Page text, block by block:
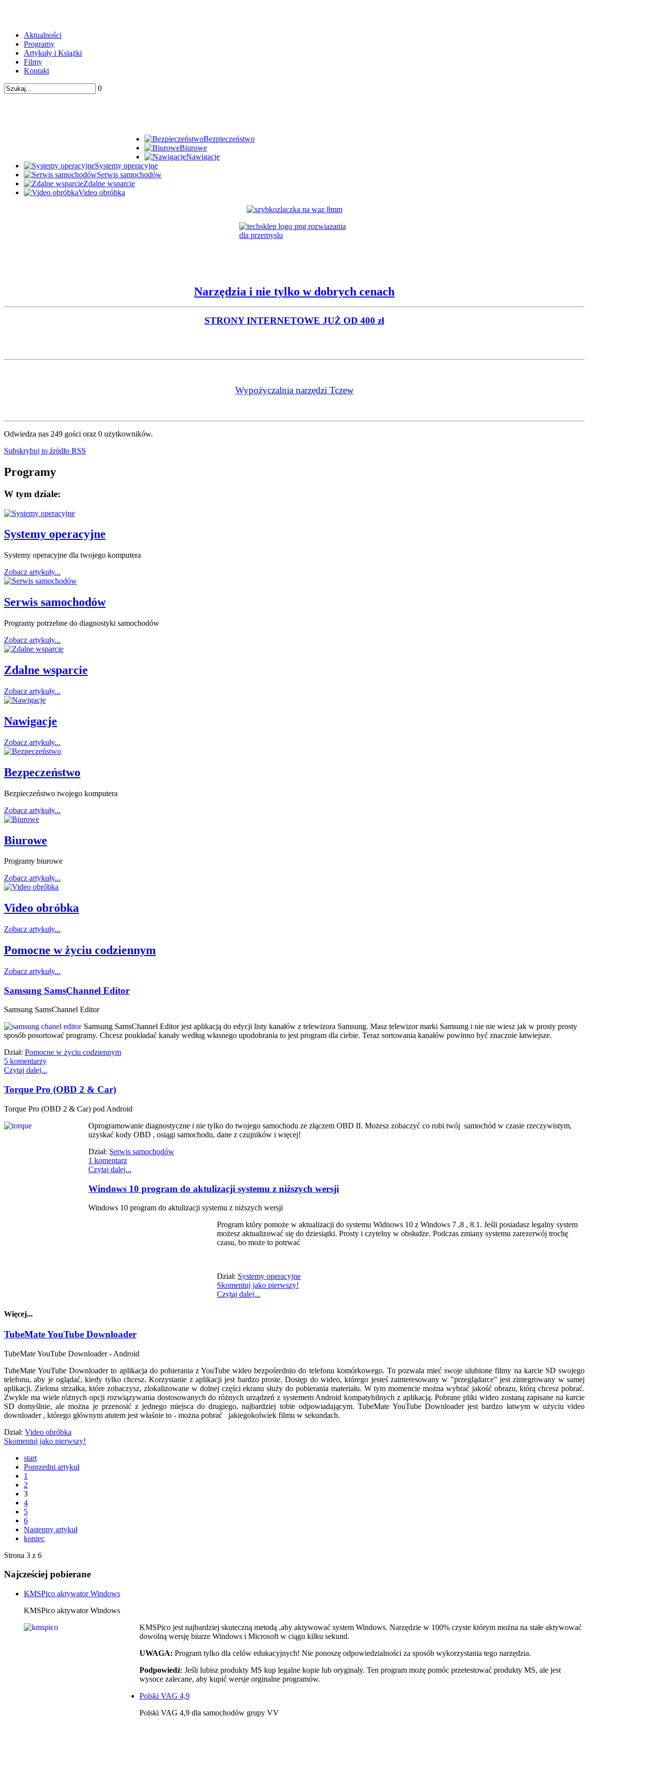
Aktualności
Programy
Artykuły i Książki
Filmy
Kontakt
0
Bezpieczeństwo
Biurowe
Nawigacje
Systemy operacyjne
Serwis samochodów
Zdalne wsparcie
Video obróbka
Narzędzia i nie tylko w dobrych cenach
STRONY INTERNETOWE JUŻ OD 400 zł
Wypożyczalnia narzędzi Tczew
Odwiedza nas 249 gości oraz 0 użytkowników.
Subskrybuj to źródło RSS
Programy
W tym dziale:
Systemy operacyjne
Systemy operacyjne dla twojego komputera
Zobacz artykuły...
Serwis samochodów
Programy potrzebne do diagnostyki samochodów
Zobacz artykuły...
Zdalne wsparcie
Zobacz artykuły...
Nawigacje
Zobacz artykuły...
Bezpeczeństwo
Bezpieczeństwo twojego komputera
Zobacz artykuły...
Biurowe
Programy biurowe
Zobacz artykuły...
Video obróbka
Zobacz artykuły...
Pomocne w życiu codziennym
Zobacz artykuły...
Samsung SamsChannel Editor
Samsung SamsChannel Editor
Samsung SamsChannel Editor jest aplikacją do edycji listy kanałów z telewizora Samsung. Masz telewizor marki Samsung i nie nie wiesz jak w prosty prosty
sposób posortować programy. Chcesz poukładać kanały według własnego upodobrania to jest program dla ciebie. Teraz sortowania kanałów powinno być znacznie łatwiejsze.
Dział: Pomocne w życiu codziennym
5 komentarzy
Czytaj dalej...
Torque Pro (OBD 2 & Car)
Torque Pro (OBD 2 & Car) pod Android
Oprogramowanie diagnostyczne i nie tylko do twojego samochodu ze złączem OBD II. Możesz zobaczyć co robi twój samochód w czasie rzeczywistym,
uzyskać kody OBD , osiągi samochodu, dane z czujników i więcej!
Dział: Serwis samochodów
1 komentarz
Czytaj dalej...
Windows 10 program do aktulizacji systemu z niższych wersji
Windows 10 program do aktulizacji systemu z niższych wersji
Program który pomoże w aktualizacji do systemu Widnows 10 z Windows 7 ,8 , 8.1. Jeśli posiadasz legalny system
możesz aktualizować się do dziesiątki. Prosty i czytelny w obsłudze. Podczas zmiany systemu zarezerwój trochę
czasu, bo może to potrwać
Dział: Systemy operacyjne
Skomentuj jako pierwszy!
Czytaj dalej...
Więcej...
TubeMate YouTube Downloader
TubeMate YouTube Downloader - Android
TubeMate YouTube Downloader to aplikacja do pobierania z YouTube wideo bezpośrednio do telefonu komórkowego. To pozwala mieć swoje ulubione filmy na karcie SD swojego
telefonu, aby je oglądać, kiedy tylko chcesz. Korzystanie z aplikacji jest bardzo proste. Dostęp do wideo, którego jesteś zainteresowany w "przeglądarce" jest zintegrowany w samej
aplikacji. Zielona strzałka, które zobaczysz, zlokalizowane w dolnej części ekranu służy do pobierania materiału. W tym momencie można wybrać jakość obrazu, którą chcesz pobrać.
Zwykle ma wiele różnych opcji rozwiązywania dostosowanych do różnych urządzeń z systemem Android kompatybilnych z aplikacją. Pobrane pliki wideo zostaną zapisane na karcie
SD domyślnie, ale można je przenosić z jednego miejsca do drugiego, najbardziej tobie odpowiadającym. TubeMate YouTube Downloader jest bardzo łatwym w użyciu video
downloader , którego głównym atutem jest właśnie to - można pobrać jakiegokolwiek filmu w sekundach.
Dział: Video obróbka
Skomentuj jako pierwszy!
start
Poprzedni artykuł
1
2
3
4
5
6
Następny artykuł
koniec
Strona 3 z 6
Najcześciej pobierane
KMSPico aktywator Windows
KMSPico aktywator Windows
KMSPico jest najbardziej skuteczną metodą ,aby aktywować system Windows. Narzędzie w 100% czyste którym można na stałe aktywować
dowolną wersję biurze Windows i Microsoft w ciągu kilku sekund.
UWAGA: Program tylko dla celów edukacyjnych! Nie ponoszę odpowiedzialności za sposób wykorzystania tego narzędzia.
Podpowiedź: Jeśli lubisz produkty MS kup legalne kopie lub oryginały. Ten program możę pomóc przetestować produkty MS, ale jest
wysoce zalecane, aby kupić wersje orginalne programów.
Polski VAG 4,9
Polski VAG 4,9 dla samochodów grupy VV